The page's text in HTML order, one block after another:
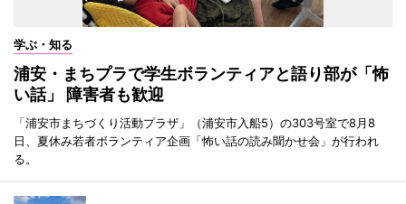
学ぶ・知る
浦安・まちプラで学生ボランティアと語り部が「怖
い話」 障害者も歓迎
「浦安市まちづくり活動プラザ」（浦安市入船5）の303号室で8月8
日、夏休み若者ボランティア企画「怖い話の読み聞かせ会」が行われ
る。